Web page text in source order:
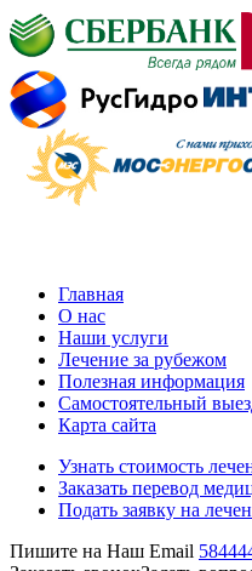
Главная
О нас
Наши услуги
Лечение за рубежом
Полезная информация
Самостоятельный
Карта сайта
Узнать стоимость
Заказать перевод
Подать заявку на
Пишите на Наш Email